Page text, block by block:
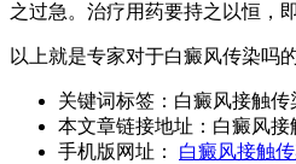
之过急。治疗用药要持之以恒，
以上就是专家对于白癜风传染吗
关键词标签： 白癜风接触传
本文章链接地址： 白癜风接
手机版网址：
白癜风接触